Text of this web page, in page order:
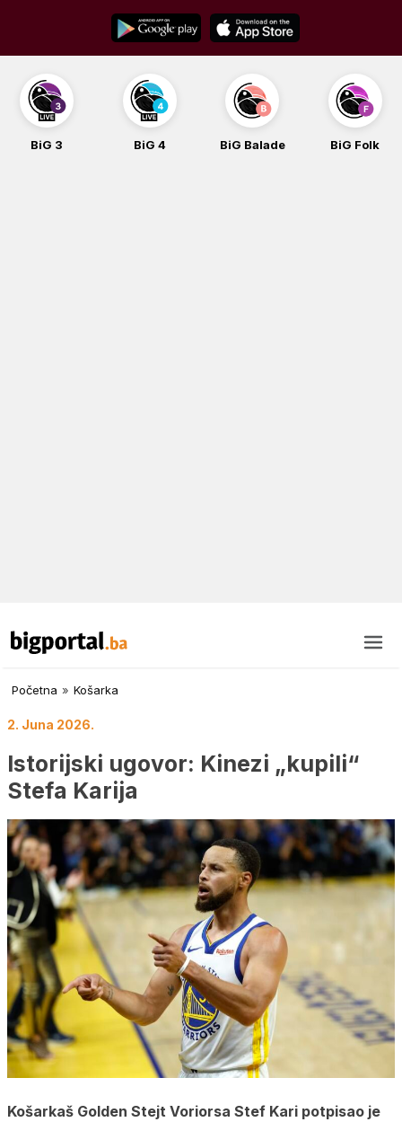
content
BiG 3 BiG 4 BiG Balade BiG Folk
Početna » Košarka
2. Juna 2026.
Istorijski ugovor: Kinezi „kupili“
Stefa Karija
Košarkaš Golden Stejt Voriorsa Stef Kari potpisao je